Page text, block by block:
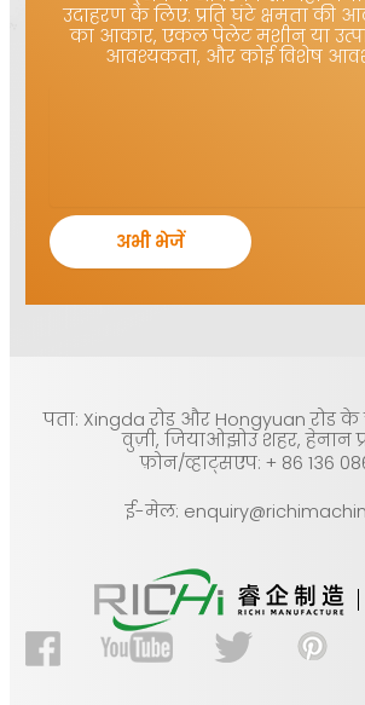
उदाहरण के लिए: प्रति घंटे क्षमता की
का आकार, एकल पेलेट मशीन या
आवश्यकता, और कोई विशेष
पता: Xingda रोड और Hongyuan रोड के
वुज़ी, जियाओझोउ शहर, हेनान
फ़ोन/व्हाट्सएप: + 86 136
ई-मेल: